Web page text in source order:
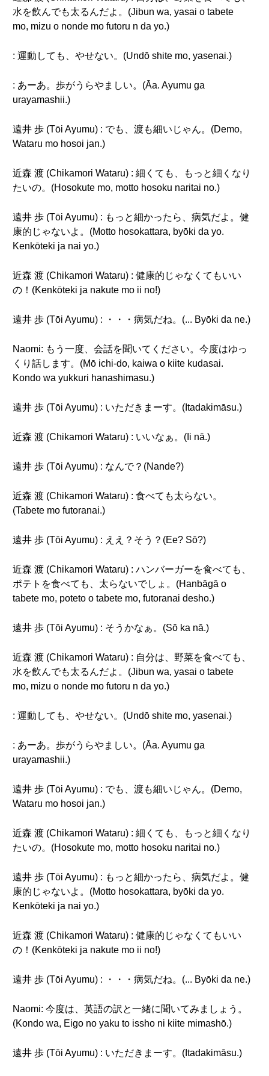
水を飲んでも太るんだよ。(Jibun wa, yasai o tabete
mo, mizu o nonde mo futoru n da yo.)
: 運動しても、やせない。(Undō shite mo, yasenai.)
: あーあ。歩がうらやましい。(Āa. Ayumu ga
urayamashii.)
遠井 歩 (Tōi Ayumu) : でも、渡も細いじゃん。(Demo,
Wataru mo hosoi jan.)
近森 渡 (Chikamori Wataru) : 細くても、もっと細くなり
たいの。(Hosokute mo, motto hosoku naritai no.)
遠井 歩 (Tōi Ayumu) : もっと細かったら、病気だよ。健
康的じゃないよ。(Motto hosokattara, byōki da yo.
Kenkōteki ja nai yo.)
近森 渡 (Chikamori Wataru) : 健康的じゃなくてもいい
の！(Kenkōteki ja nakute mo ii no!)
遠井 歩 (Tōi Ayumu) : ・・・病気だね。(... Byōki da ne.)
Naomi: もう一度、会話を聞いてください。今度はゆっ
くり話します。(Mō ichi-do, kaiwa o kiite kudasai.
Kondo wa yukkuri hanashimasu.)
遠井 歩 (Tōi Ayumu) : いただきまーす。(Itadakimāsu.)
近森 渡 (Chikamori Wataru) : いいなぁ。(Ii nā.)
遠井 歩 (Tōi Ayumu) : なんで？(Nande?)
近森 渡 (Chikamori Wataru) : 食べても太らない。
(Tabete mo futoranai.)
遠井 歩 (Tōi Ayumu) : ええ？そう？(Ee? Sō?)
近森 渡 (Chikamori Wataru) : ハンバーガーを食べても、
ポテトを食べても、太らないでしょ。(Hanbāgā o
tabete mo, poteto o tabete mo, futoranai desho.)
遠井 歩 (Tōi Ayumu) : そうかなぁ。(Sō ka nā.)
近森 渡 (Chikamori Wataru) : 自分は、野菜を食べても、
水を飲んでも太るんだよ。(Jibun wa, yasai o tabete
mo, mizu o nonde mo futoru n da yo.)
: 運動しても、やせない。(Undō shite mo, yasenai.)
: あーあ。歩がうらやましい。(Āa. Ayumu ga
urayamashii.)
遠井 歩 (Tōi Ayumu) : でも、渡も細いじゃん。(Demo,
Wataru mo hosoi jan.)
近森 渡 (Chikamori Wataru) : 細くても、もっと細くなり
たいの。(Hosokute mo, motto hosoku naritai no.)
遠井 歩 (Tōi Ayumu) : もっと細かったら、病気だよ。健
康的じゃないよ。(Motto hosokattara, byōki da yo.
Kenkōteki ja nai yo.)
近森 渡 (Chikamori Wataru) : 健康的じゃなくてもいい
の！(Kenkōteki ja nakute mo ii no!)
遠井 歩 (Tōi Ayumu) : ・・・病気だね。(... Byōki da ne.)
Naomi: 今度は、英語の訳と一緒に聞いてみましょう。
(Kondo wa, Eigo no yaku to issho ni kiite mimashō.)
遠井 歩 (Tōi Ayumu) : いただきまーす。(Itadakimāsu.)